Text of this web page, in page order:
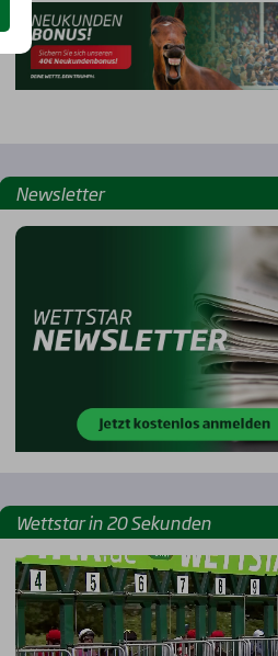
Rennbahnen
News­let­ter
Wett­star in 20 Sekun­den